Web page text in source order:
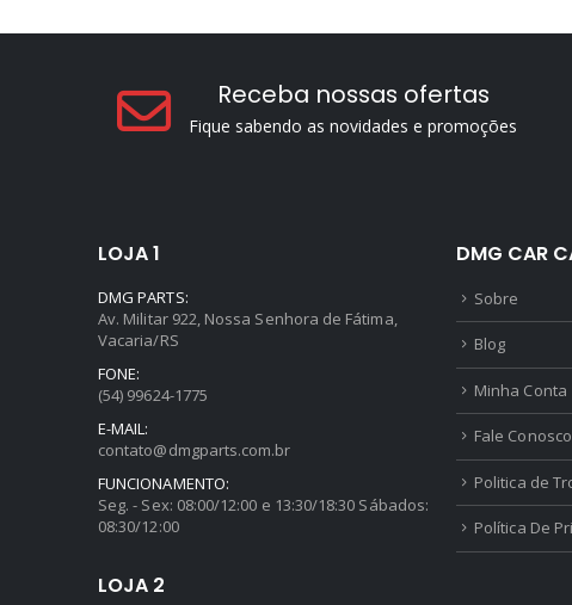
Receba nossas ofertas
Fique sabendo as novidades e promoções
LOJA 1
DMG PARTS:
Av. Militar 922, Nossa Senhora de Fátima,
Vacaria/RS
FONE:
(54) 99624-1775
E-MAIL:
contato@dmgparts.com.br
FUNCIONAMENTO:
Seg. - Sex: 08:00/12:00 e 13:30/18:30 Sábados:
08:30/12:00
LOJA 2
DMG CAR
Sobre
Blog
Minha Conta
Fale
Politica de
Política De